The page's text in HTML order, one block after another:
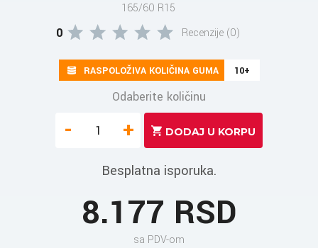
165/60 R15
0 Recenzije (0)
RASPOLOŽIVA KOLIČINA GUMA 10+
Odaberite količinu
- +
Besplatna isporuka.
8.177 RSD
sa PDV-om